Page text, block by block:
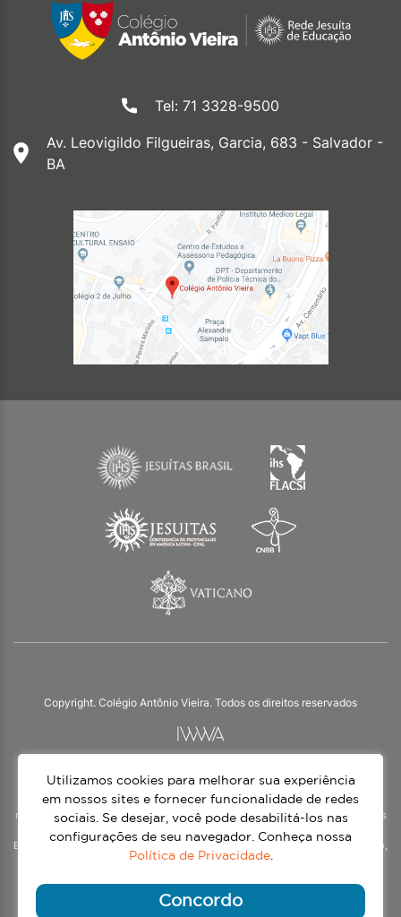
Tel: 71 3328-9500
Av. Leovigildo Filgueiras, Garcia, 683 - Salvador -
BA
Copyright. Colégio Antônio Vieira. Todos os direitos reservados
O Colégio Antônio Vieira integra a Rede Jesuíta de Educação, tendo as suas
práticas impulsionadas pelos valores da espiritualidade inaciana – marca da
nossa identidade e das aproximadamente 1500 unidades de ensino, espalhadas
em mais de 60 países. Atendemos a alunos da Educação Infantil à 3ª série do
Ensino Médio, nos turnos matutino e vespertino, além do Ensino Médio Noturno,
voltado para Jovens.
Continue lendo
Utilizamos cookies para melhorar sua experiência
em nossos sites e fornecer funcionalidade de redes
sociais. Se desejar, você pode desabilitá-los nas
configurações de seu navegador. Conheça nossa
Política de Privacidade.
Concordo